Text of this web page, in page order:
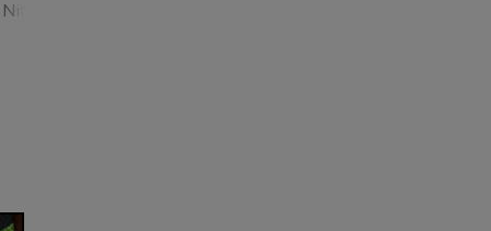
a fost sinceră: ”Dacă aș fi fost în locul lui...”